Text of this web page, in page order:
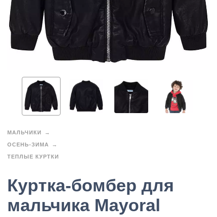
МАЛЬЧИКИ
ОСЕНЬ-ЗИМА
ТЕПЛЫЕ КУРТКИ
Куртка-бомбер для
мальчика Mayoral